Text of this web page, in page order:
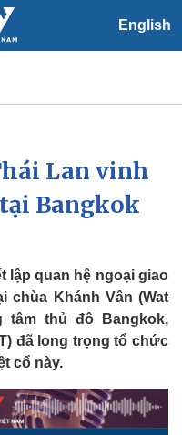
English
hội
Tin 24h
Dự báo thời tiết
làm
đảo
Lan vinh
Bangkok
lập quan hệ ngoại giao
chùa Khánh Vân (Wat
tâm thủ đô Bangkok,
đã long trọng tổ chức
cổ này.